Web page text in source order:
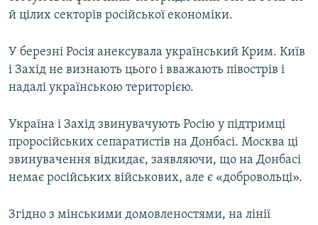
й цілих секторів російської економіки.
У березні Росія анексувала український Крим. Київ
і Захід не визнають цього і вважають півострів і
надалі українською територією.
Україна і Захід звинувачують Росію у підтримці
проросійських сепаратистів на Донбасі. Москва ці
звинувачення відкидає, заявляючи, що на Донбасі
немає російських військових, але є «добровольці».
Згідно з мінськими домовленостями, на лінії